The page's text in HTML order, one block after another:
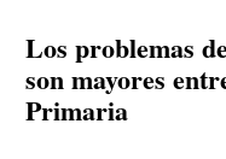
Los problemas
son mayores
Primaria